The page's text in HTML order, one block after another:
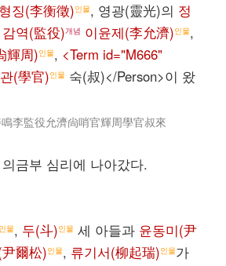
징(李衡徵)인물, 영광(靈光)의 정
감역(監役)개념 이윤제(李允濟)인물,
輝周)인물, <Term id="M666"
(學官)인물 숙(叔)</Person>이 왔
李監役允濟尙哨官輝周學官叔來
금부 심리에 나아갔다.
인물, 두(斗)인물 세 아들과 윤동미(尹
爾松)인물, 류기서(柳起瑞)인물가